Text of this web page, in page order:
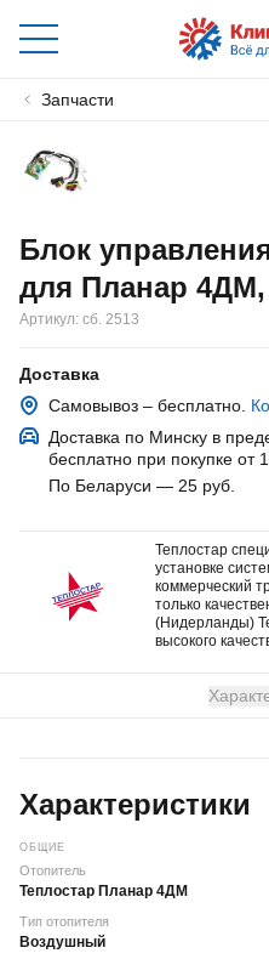
Запчасти
Блок
для Планар
Артикул: сб. 2513
Доставка
Самовывоз – бесплатно.
Доставка по Минску в
бесплатно при покупке от
По Беларуси — 25 руб
Теплостар
установке
коммерческий
только
(Нидерланды)
высокого
Характеристики
ОБЩИЕ
Отопитель
Теплостар Планар 4ДМ
Тип отопителя
Воздушный